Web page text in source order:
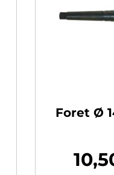
Foret Ø